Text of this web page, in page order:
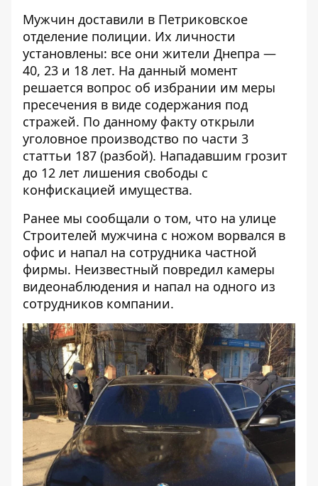
Мужчин доставили в Петриковское
отделение полиции. Их личности
установлены: все они жители Днепра —
40, 23 и 18 лет. На данный момент
решается вопрос об избрании им меры
пресечения в виде содержания под
стражей. По данному факту открыли
уголовное производство по части 3
статтьи 187 (разбой). Нападавшим грозит
до 12 лет лишения свободы с
конфискацией имущества.
Ранее мы сообщали о том, что на улице
Строителей мужчина с ножом ворвался в
офис и напал на сотрудника частной
фирмы. Неизвестный повредил камеры
видеонаблюдения и напал на одного из
сотрудников компании.